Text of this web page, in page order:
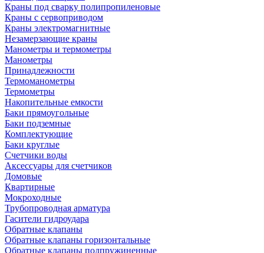
Краны под сварку полипропиленовые
Краны с сервоприводом
Краны электромагнитные
Незамерзающие краны
Манометры и термометры
Манометры
Принадлежности
Термоманометры
Термометры
Накопительные емкости
Баки прямоугольные
Баки подземные
Комплектующие
Баки круглые
Счетчики воды
Аксессуары для счетчиков
Домовые
Квартирные
Мокроходные
Трубопроводная арматура
Гасители гидроудара
Обратные клапаны
Обратные клапаны горизонтальные
Обратные клапаны подпружиненные